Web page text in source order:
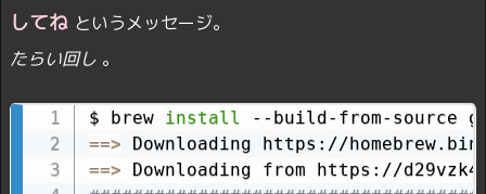
してね というメッセージ。
たらい回し 。
$ brew
install
==>
==> Downloading from https://